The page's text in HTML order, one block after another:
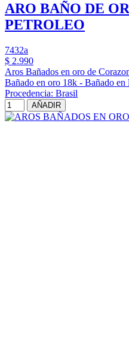
ARO BAÑO DE
PETROLEO
7432a
$ 2.990
Aros Bañados en oro de
Bañado en oro 18k - Bañado
Procedencia: Brasil
AÑADIR